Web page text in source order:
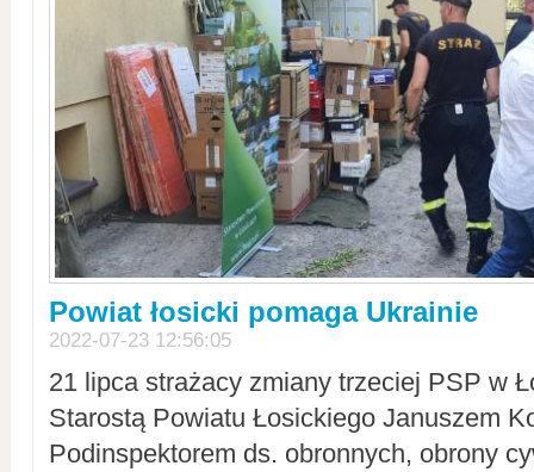
Powiat łosicki pomaga Ukrainie
2022-07-23 12:56:05
21 lipca strażacy zmiany trzeciej PSP w
Starostą Powiatu Łosickiego Januszem
Podinspektorem ds. obronnych, obrony